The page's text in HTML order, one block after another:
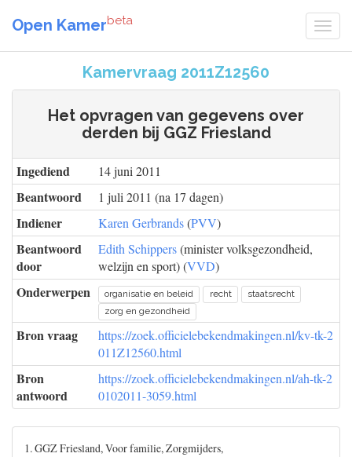
Open Kamerbeta
Kamervraag 2011Z12560
Het opvragen van gegevens over
derden bij GGZ Friesland
Ingediend 14 juni 2011
Beantwoord 1 juli 2011 (na 17 dagen)
Indiener Karen Gerbrands(PVV)
Beantwoord
door
Edith Schippers(minister volksgezondheid,
welzijn en sport) (VVD)
Onderwerpen organisatie en beleid recht
staatsrecht
zorg en gezondheid
Bron vraag
https://zoek.officielebekendmakingen.nl/kv-tk-2
011Z12560.html
Bron
antwoord
https://zoek.officielebekendmakingen.nl/ah-tk-2
0102011-3059.html
1. GGZ Friesland, Voor familie, Zorgmijders,